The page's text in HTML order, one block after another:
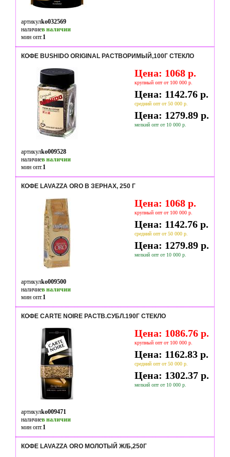
артикулko032569
наличиев наличии
мин опт.1
КОФЕ BUSHIDO ORIGINAL РАСТВОРИМЫЙ,100Г СТЕКЛО
Цена: 1068 р.
крупный опт от 100 000 р.
Цена: 1142.76 р.
средний опт от 50 000 р.
Цена: 1279.89 р.
мелкий опт от 10 000 р.
артикулko009528
наличиев наличии
мин опт.1
КОФЕ LAVAZZA ORO В ЗЕРНАХ, 250 Г
Цена: 1068 р.
крупный опт от 100 000 р.
Цена: 1142.76 р.
средний опт от 50 000 р.
Цена: 1279.89 р.
мелкий опт от 10 000 р.
артикулko009500
наличиев наличии
мин опт.1
КОФЕ CARTE NOIRE РАСТВ.СУБЛ.190Г СТЕКЛО
Цена: 1086.76 р.
крупный опт от 100 000 р.
Цена: 1162.83 р.
средний опт от 50 000 р.
Цена: 1302.37 р.
мелкий опт от 10 000 р.
артикулko009471
наличиев наличии
мин опт.1
КОФЕ LAVAZZA ORO МОЛОТЫЙ Ж/Б,250Г